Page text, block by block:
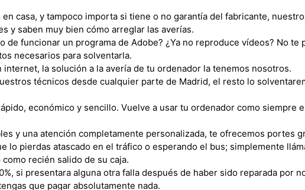
casa, y tampoco importa si tiene o no garantía del fabricante,
y saben muy bien cómo arreglar las averías.
de funcionar un programa de Adobe? ¿Ya no reproduce vídeos? No te
necesarios para solventarla.
la solución a la avería de tu ordenador la tenemos nosotros.
técnicos desde cualquier parte de Madrid, el resto lo
económico y sencillo. Vuelve a usar tu ordenador como siempre
y una atención completamente personalizada, te ofrecemos portes
lo pierdas atascado en el tráfico o esperando el bus; simplemente
recién salido de su caja.
si presentara alguna otra falla después de haber sido reparada por
que pagar absolutamente nada.